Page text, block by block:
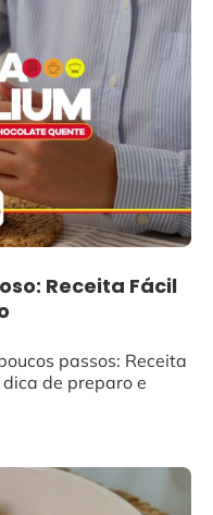
Receita Fácil
passos: Receita
de preparo e